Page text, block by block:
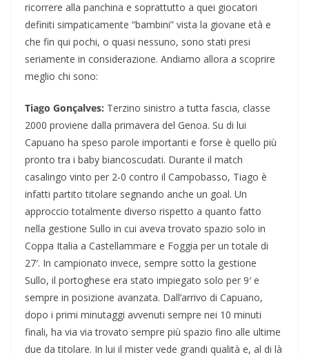
ricorrere alla panchina e soprattutto a quei giocatori
definiti simpaticamente “bambini” vista la giovane età e
che fin qui pochi, o quasi nessuno, sono stati presi
seriamente in considerazione. Andiamo allora a scoprire
meglio chi sono:
Tiago Gonçalves: Terzino sinistro a tutta fascia, classe
2000 proviene dalla primavera del Genoa. Su di lui
Capuano ha speso parole importanti e forse è quello più
pronto tra i baby biancoscudati. Durante il match
casalingo vinto per 2-0 contro il Campobasso, Tiago è
infatti partito titolare segnando anche un goal. Un
approccio totalmente diverso rispetto a quanto fatto
nella gestione Sullo in cui aveva trovato spazio solo in
Coppa Italia a Castellammare e Foggia per un totale di
27′. In campionato invece, sempre sotto la gestione
Sullo, il portoghese era stato impiegato solo per 9′ e
sempre in posizione avanzata. Dall’arrivo di Capuano,
dopo i primi minutaggi avvenuti sempre nei 10 minuti
finali, ha via via trovato sempre più spazio fino alle ultime
due da titolare. In lui il mister vede grandi qualità e, al di là